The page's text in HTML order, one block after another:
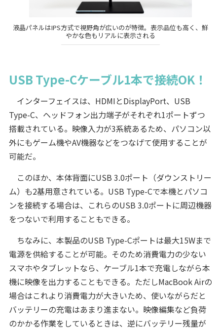
液晶パネルはIPS方式で視野角が広いのが特徴。表示品位も高く、鮮
やかな色もリアルに表示される
USB Type-Cケーブル1本で接続OK！
インターフェイスは、HDMIとDisplayPort、USB
Type-C、ヘッドフォン出力端子がそれぞれ1ポートずつ
搭載されている。映像入力が3系統あるため、パソコン以
外にもゲーム機やAV機器などをつなげて使用することが
可能だ。
このほか、本体背面にUSB 3.0ポート（ダウンストリー
ム）も2基用意されている。USB Type-Cで本機とパソコ
ンを接続する場合は、これらのUSB 3.0ポートに周辺機器
をつないで利用することもできる。
ちなみに、本製品のUSB Type-Cポートは最大15Wまで
電源を供給することが可能。そのため消費電力の少ない
スマホやタブレットなら、ケーブル1本で充電しながら本
機に映像を出力することもできる。ただしMacBook Airの
場合はこれより消費電力が大きいため、使いながらだと
バッテリーの充電はあまり進まない。映像編集など負荷
のかかる作業をしているときは、逆にバッテリー残量が